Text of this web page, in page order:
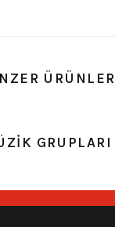
ÜRÜNLER
GRUPLARI